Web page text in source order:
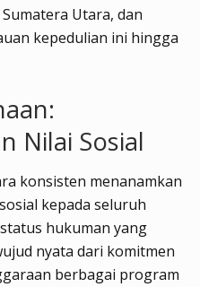
Utara, dan
kepedulian ini hingga
Nilai Sosial
konsisten menanamkan
kepada seluruh
hukuman yang
nyata dari komitmen
berbagai program